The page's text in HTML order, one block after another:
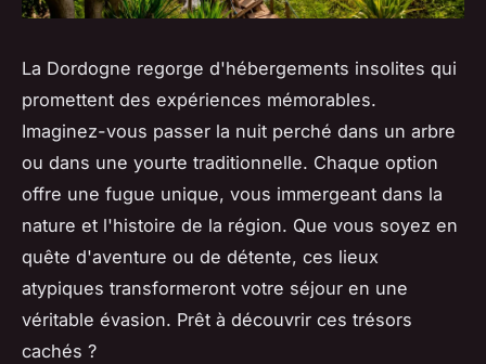
La Dordogne regorge d'hébergements insolites qui
promettent des expériences mémorables.
Imaginez-vous passer la nuit perché dans un arbre
ou dans une yourte traditionnelle. Chaque option
offre une fugue unique, vous immergeant dans la
nature et l'histoire de la région. Que vous soyez en
quête d'aventure ou de détente, ces lieux
atypiques transformeront votre séjour en une
véritable évasion. Prêt à découvrir ces trésors
cachés ?